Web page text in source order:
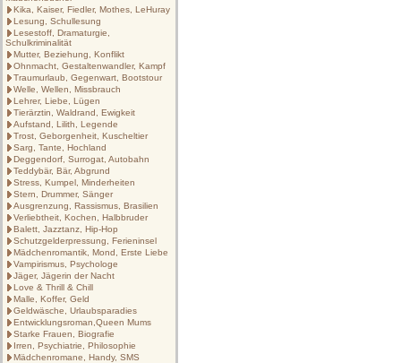
Kika, Kaiser, Fiedler, Mothes, LeHuray
Lesung, Schullesung
Lesestoff, Dramaturgie,
Schulkriminalität
Mutter, Beziehung, Konflikt
Ohnmacht, Gestaltenwandler, Kampf
Traumurlaub, Gegenwart, Bootstour
Welle, Wellen, Missbrauch
Lehrer, Liebe, Lügen
Tierärztin, Waldrand, Ewigkeit
Aufstand, Lilith, Legende
Trost, Geborgenheit, Kuscheltier
Sarg, Tante, Hochland
Deggendorf, Surrogat, Autobahn
Teddybär, Bär, Abgrund
Stress, Kumpel, Minderheiten
Stern, Drummer, Sänger
Ausgrenzung, Rassismus, Brasilien
Verliebtheit, Kochen, Halbbruder
Balett, Jazztanz, Hip-Hop
Schutzgelderpressung, Ferieninsel
Mädchenromantik, Mond, Erste Liebe
Vampirismus, Psychologe
Jäger, Jägerin der Nacht
Love & Thrill & Chill
Malle, Koffer, Geld
Geldwäsche, Urlaubsparadies
Entwicklungsroman,Queen Mums
Starke Frauen, Biografie
Irren, Psychiatrie, Philosophie
Mädchenromane, Handy, SMS